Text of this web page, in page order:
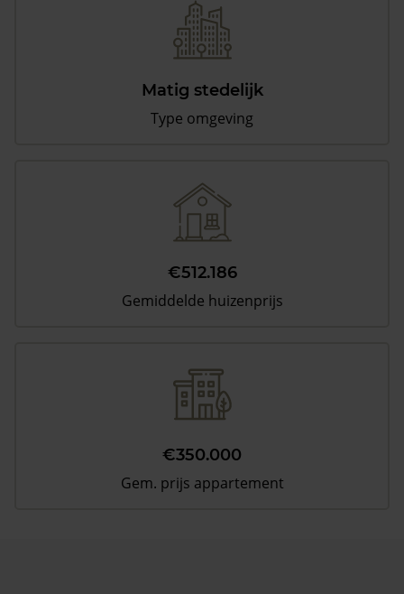
Matig stedelijk
Type omgeving
€512.186
Gemiddelde huizenprijs
€350.000
Gem. prijs appartement